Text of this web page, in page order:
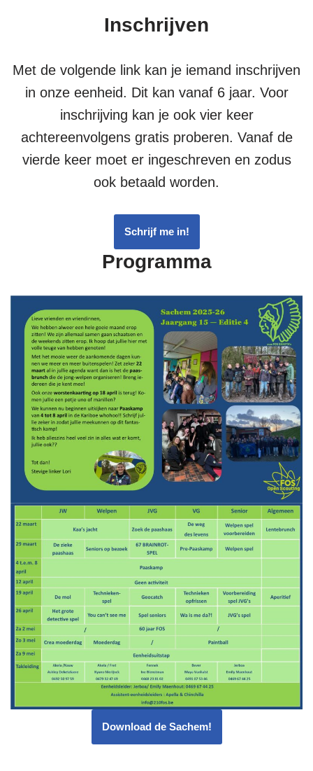
Inschrijven
Met de volgende link kan je iemand inschrijven
in onze eenheid. Dit kan vanaf 6 jaar. Voor
inschrijving kan je ook vier keer
achtereenvolgens gratis proberen. Vanaf de
vierde keer moet er ingeschreven en zodus
ook betaald worden.
Schrijf me in!
Programma
Download de Sachem!